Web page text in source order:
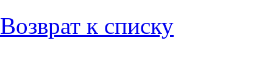
Возврат к списку